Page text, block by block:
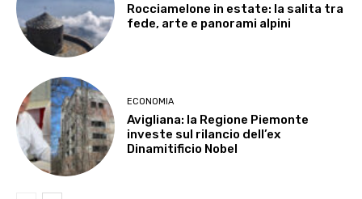
Rocciamelone in estate: la salita tra
fede, arte e panorami alpini
ECONOMIA
Avigliana: la Regione Piemonte
investe sul rilancio dell’ex
Dinamitificio Nobel